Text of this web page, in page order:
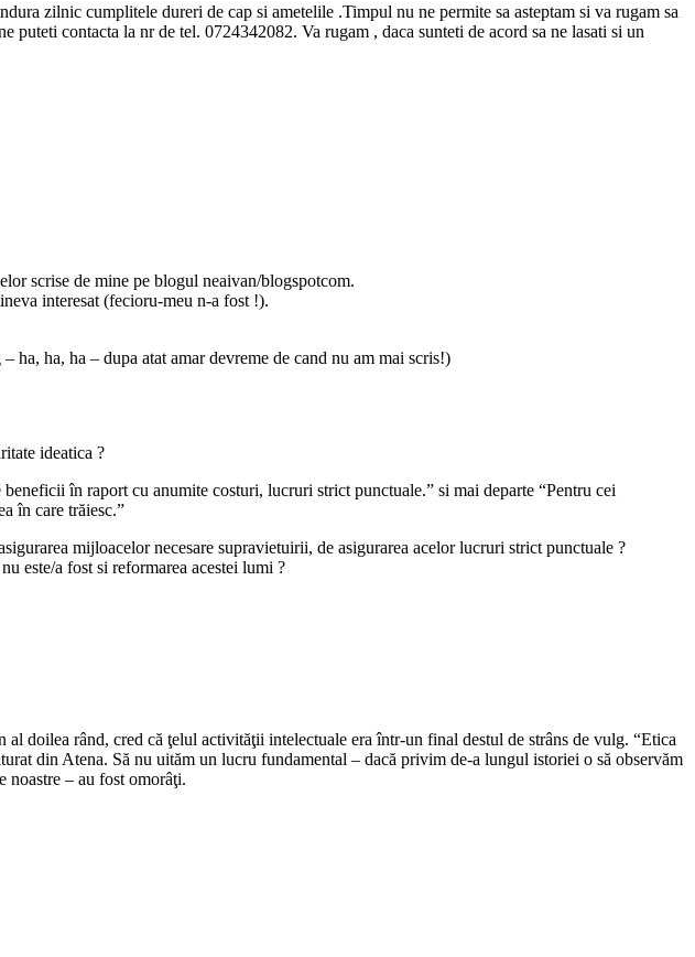
zilnic cumplitele dureri de cap si ametelile .Timpul nu ne permite sa asteptam si va rugam sa
puteti contacta la nr de tel. 0724342082. Va rugam , daca sunteti de acord sa ne lasati si un
scrise de mine pe blogul neaivan/blogspotcom.
interesat (fecioru-meu n-a fost !).
ha, ha, ha – dupa atat amar devreme de cand nu am mai scris!)
ideatica ?
în raport cu anumite costuri, lucruri strict punctuale.” si mai departe “Pentru cei
în care trăiesc.”
mijloacelor necesare supravietuirii, de asigurarea acelor lucruri strict punctuale ?
este/a fost si reformarea acestei lumi ?
doilea rând, cred că ţelul activităţii intelectuale era într-un final destul de strâns de vulg. “Etica
din Atena. Să nu uităm un lucru fundamental – dacă privim de-a lungul istoriei o să observăm
noastre – au fost omorâţi.